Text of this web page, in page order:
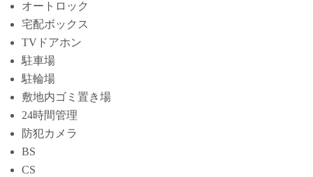
オートロック
宅配ボックス
TVドアホン
駐車場
駐輪場
敷地内ゴミ置き場
24時間管理
防犯カメラ
BS
CS